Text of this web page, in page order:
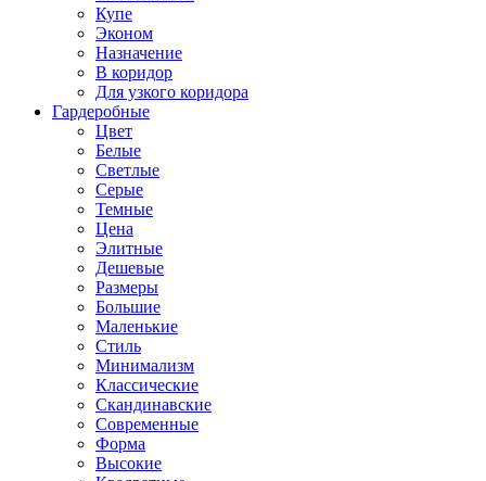
Купе
Эконом
Назначение
В коридор
Для узкого коридора
Гардеробные
Цвет
Белые
Светлые
Серые
Темные
Цена
Элитные
Дешевые
Размеры
Большие
Маленькие
Стиль
Минимализм
Классические
Скандинавские
Современные
Форма
Высокие